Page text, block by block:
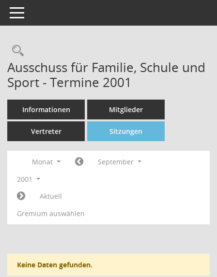
Toggle navigation
Rechercheauswahl
Ausschuss für Familie, Schule und
Sport - Termine 2001
Informationen Mitglieder
Vertreter Sitzungen
Monat
September
2001
Aktuell
Gremium auswählen
Keine Daten gefunden.